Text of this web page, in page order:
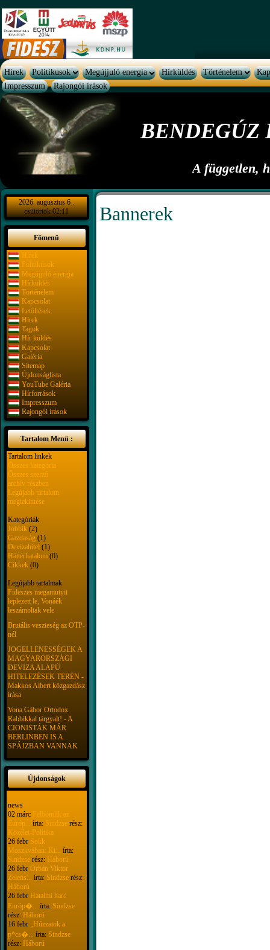
Hírek Politikusok Megújjuló energia Hírküldés Történelem
Impresszum
Rajongói írások
BENDEGÚZ
A független,
2026. augusztus 6 .
csütörtök 02:11
Főmenü
Hírek
Politikusok
Megújjuló energia
Hírküldés
Történelem
Kapcsolat
Letöltések
Hírek
Tagok
Hír küldés
Kapcsolat
Galéria
Sitemap
Újdonságlista
YouTube Galéria
Hírforrások
Impresszum
Rajongói írások
Tartalom Menü :
Tartalom linkek
Összes kategória
Összes szerző
archív részben
Legújabb tartalom
megtekintése
Kategóriák
Jobbik (2)
Gazdaság (1)
Devizahitel (1)
Háttérhatalom (0)
Cikkek (0)
Legújabb tartalmak
Fideszes megamutyit
leplezett le, Vonáék
leszámoltak vele
Brutális veszteség az OTP-
nél
JOGELLENESSÉGEK A
MAGYARORSZÁGI
DEVIZA ALAPÚ
HITELEZÉSEK TERÉN -
Makkos Albert közgazdász
írása
Vona Gábor Ortodox
Rabbikkal tárgyalt! - A
CIONISTÁK MÁR
BERLINBEN IS A
SPÁJZBAN VANNAK
Újdonságok
news
02 márc
Felbomlik az
Európ...
írta: Sindzse rész:
Közélet-Politika
26 febr Sokk
Moszkvában: Ki...
írta:
Sindzse rész: Háború
26 febr Orbán Viktor
Zelens...
írta: Sindzse rész:
Háború
26 febr Hatalmi harc
Európ�...
írta: Sindzse
rész: Háború
16 febr
„Húzzatok a
p*cs�...
írta: Sindzse
rész: Háború
Bannerek